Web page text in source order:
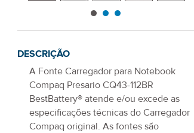
DESCRIÇÃO
A Fonte Carregador para Notebook
Compaq Presario CQ43-112BR
BestBattery® atende e/ou excede as
especificações técnicas do Carregador
Compaq original. As fontes são